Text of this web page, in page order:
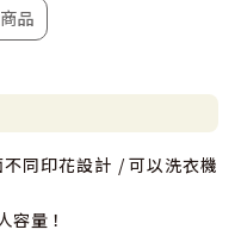
品
同印花設計 / 可以洗衣機
容量！